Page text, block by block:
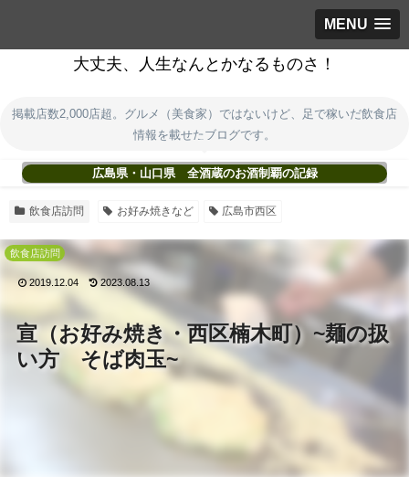
MENU
大丈夫、人生なんとかなるものさ！
掲載店数2,000店超。グルメ（美食家）ではないけど、足で稼いだ飲食店
情報を載せたブログです。
広島県・山口県 全酒蔵のお酒制覇の記録
飲食店訪問 お好み焼きなど 広島市西区
宣（お好み焼き・西区楠木町）~麺の扱
い方 そば肉玉~
飲食店訪問
2019.12.04 2023.08.13